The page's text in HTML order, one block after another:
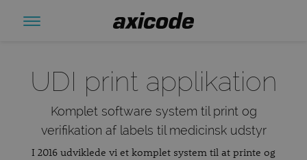
UDI print applikation
Komplet software system til print og
verifikation af labels til medicinsk udstyr
I 2016 udviklede vi et komplet system til at printe og